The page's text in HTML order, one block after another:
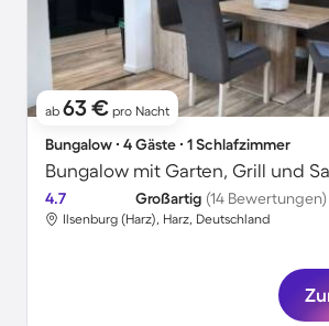
ab 63 € pro Nacht
Bungalow ∙ 4 Gäste ∙ 1 Schlafzimmer
4.7 Großartig (14 Bewertungen)
Ilsenburg (Harz), Harz, Deutschland